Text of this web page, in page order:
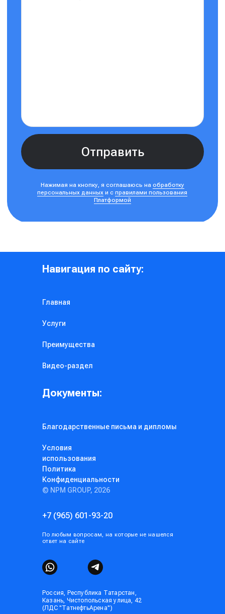
+7 (965) 601-93-20
Россия, Республика Татарстан,
Казань, Чистопольская улица, 42
(ЛДС "ТатнефтьАрена")
Навигация по сайту:
Документы:
Главная
Услуги
Преимущества
Благодарственные письма и дипломы
Условия
использования
Политика
Конфиденциальности
© NPM GROUP, 2026
По любым вопросам, на которые не нашелся
ответ на сайте
Видео-раздел